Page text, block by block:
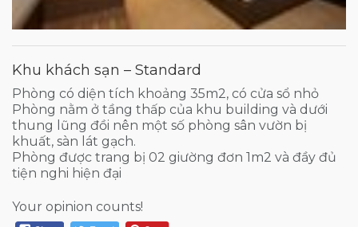
Khu khách sạn – Standard
Phòng có diện tích khoảng 35m2, có cửa sổ nhỏ
Phòng nằm ở tầng thấp của khu building và dưới
thung lũng đồi nên một số phòng sân vườn bị
khuất, sàn lát gạch.
Phòng được trang bị 02 giường đơn 1m2 và đầy đủ
tiện nghi hiện đại
Your opinion counts!